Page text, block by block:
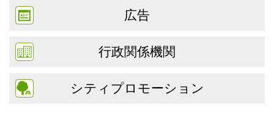
広告
行政関係機関
シティプロモーション